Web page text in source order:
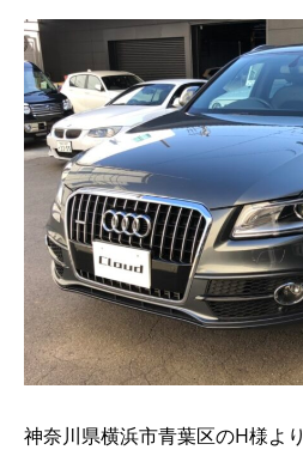
神奈川県横浜市青葉区のH様より